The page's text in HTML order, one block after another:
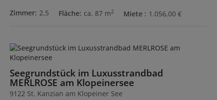
Zimmer 2,5 Fläche ca. 87 m2 Miete 1.056,00 €
Seegrundstück im Luxusstrandbad
MERLROSE am Klopeinersee
9122 St. Kanzian am Klopeiner See